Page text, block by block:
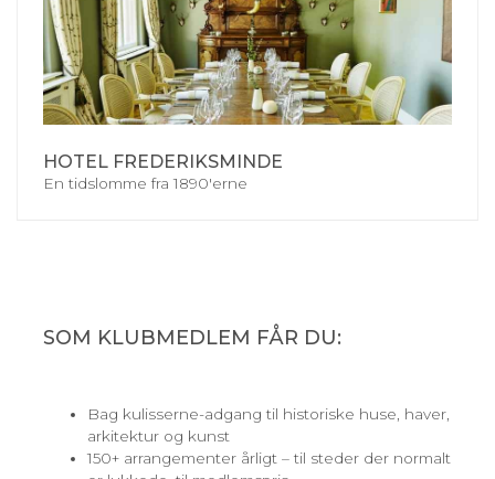
HOTEL FREDERIKSMINDE
En tidslomme fra 1890'erne
SOM KLUBMEDLEM FÅR DU:
Bag kulisserne-adgang til historiske huse, haver,
arkitektur og kunst
150+ arrangementer årligt – til steder der normalt